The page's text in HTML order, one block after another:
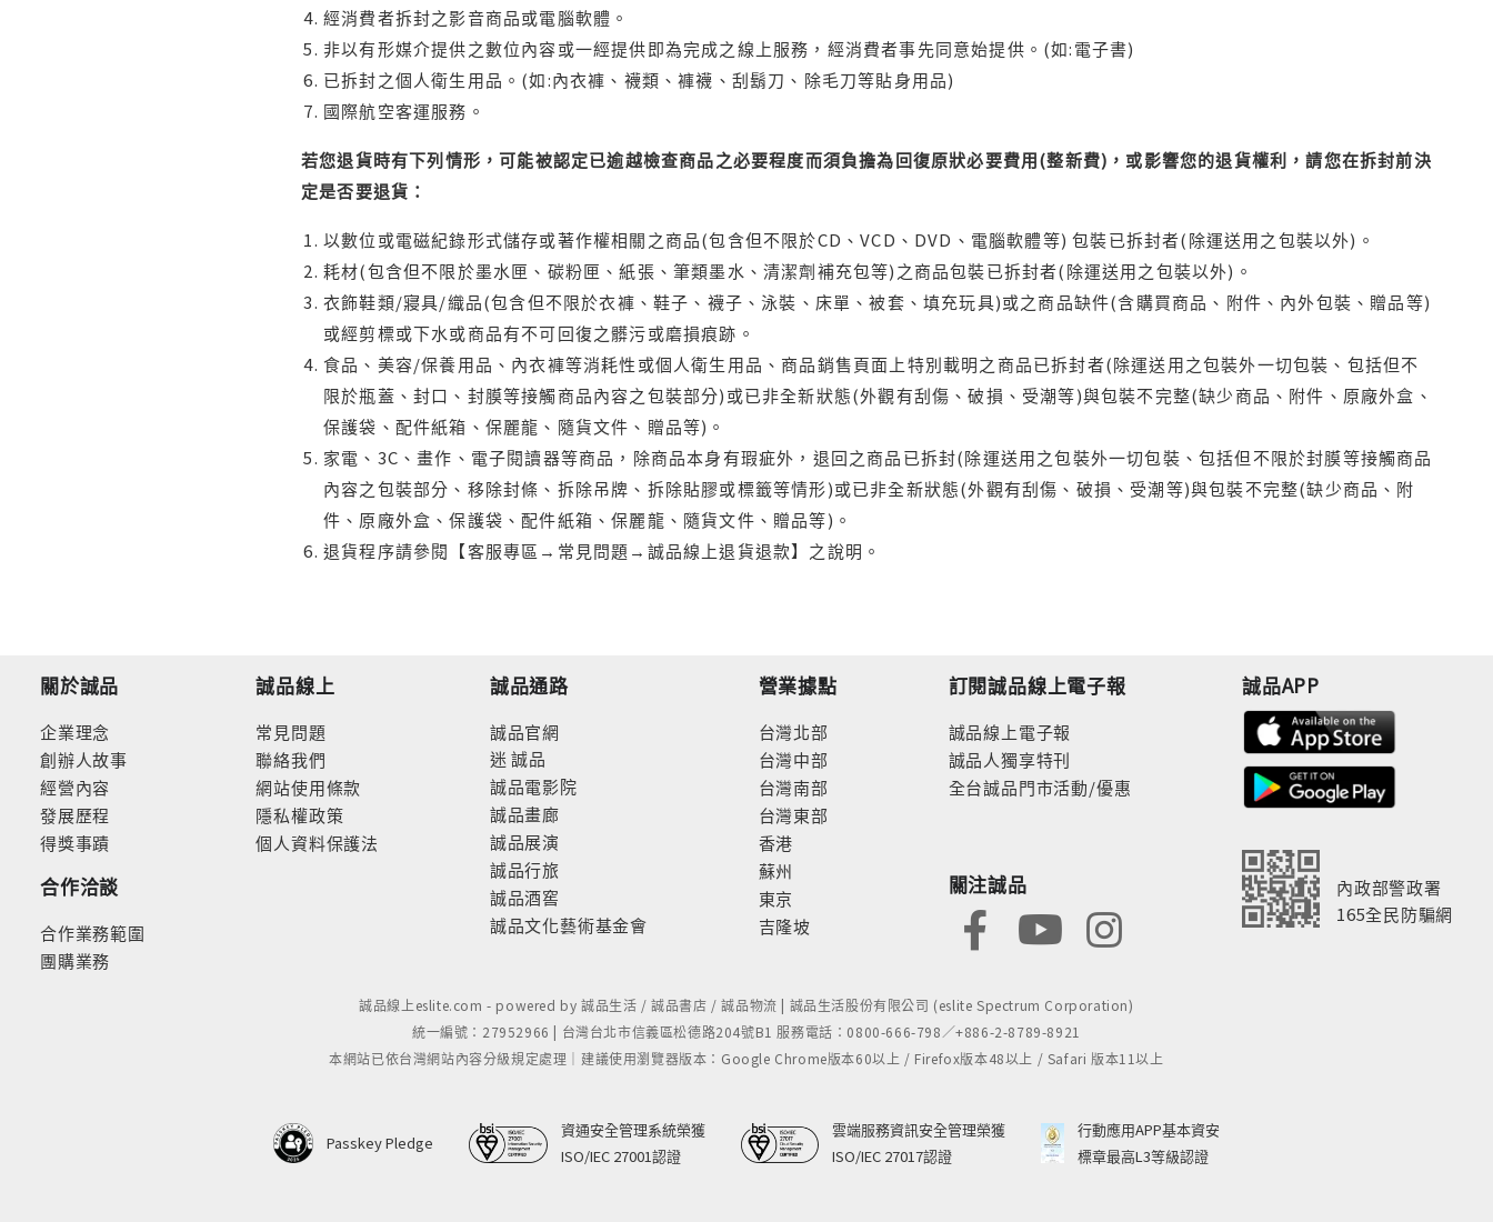
經消費者拆封之影音商品或電腦軟體。
非以有形媒介提供之數位內容或一經提供即為完成之線上服務，經消費者事先同意始提供。(如:電子書)
已拆封之個人衛生用品。(如:內衣褲、襪類、褲襪、刮鬍刀、除毛刀等貼身用品)
國際航空客運服務。
若您退貨時有下列情形，可能被認定已逾越檢查商品之必要程度而須負擔為回復原狀必要費用(整新費)，或影響您的退貨權利，請您在拆封前決
定是否要退貨：
以數位或電磁紀錄形式儲存或著作權相關之商品(包含但不限於CD、VCD、DVD、電腦軟體等) 包裝已拆封者(除運送用之包裝以外)。
耗材(包含但不限於墨水匣、碳粉匣、紙張、筆類墨水、清潔劑補充包等)之商品包裝已拆封者(除運送用之包裝以外)。
衣飾鞋類/寢具/織品(包含但不限於衣褲、鞋子、襪子、泳裝、床單、被套、填充玩具)或之商品缺件(含購買商品、附件、內外包裝、贈品等)
或經剪標或下水或商品有不可回復之髒污或磨損痕跡。
食品、美容/保養用品、內衣褲等消耗性或個人衛生用品、商品銷售頁面上特別載明之商品已拆封者(除運送用之包裝外一切包裝、包括但不
限於瓶蓋、封口、封膜等接觸商品內容之包裝部分)或已非全新狀態(外觀有刮傷、破損、受潮等)與包裝不完整(缺少商品、附件、原廠外盒、
保護袋、配件紙箱、保麗龍、隨貨文件、贈品等)。
家電、3C、畫作、電子閱讀器等商品，除商品本身有瑕疵外，退回之商品已拆封(除運送用之包裝外一切包裝、包括但不限於封膜等接觸商品
內容之包裝部分、移除封條、拆除吊牌、拆除貼膠或標籤等情形)或已非全新狀態(外觀有刮傷、破損、受潮等)與包裝不完整(缺少商品、附
件、原廠外盒、保護袋、配件紙箱、保麗龍、隨貨文件、贈品等)。
退貨程序請參閱【客服專區→常見問題→誠品線上退貨退款】之說明。
關於誠品
企業理念
創辦人故事
經營內容
發展歷程
得獎事蹟
合作洽談
合作業務範圍
團購業務
誠品線上
常見問題
聯絡我們
網站使用條款
隱私權政策
個人資料保護法
誠品通路
誠品官網
迷 誠品
誠品電影院
誠品畫廊
誠品展演
誠品行旅
誠品酒窖
誠品文化藝術基金會
營業據點
台灣北部
台灣中部
台灣南部
台灣東部
香港
蘇州
東京
吉隆坡
訂閱誠品線上電子報
誠品線上電子報
誠品人獨享特刊
全台誠品門市活動/優惠
關注誠品
誠品APP
內政部警政署
165全民防騙網
誠品線上eslite.com - powered by 誠品生活 / 誠品書店 / 誠品物流 | 誠品生活股份有限公司 (eslite Spectrum Corporation)
統一編號：27952966 | 台灣台北市信義區松德路204號B1 服務電話：0800-666-798／+886-2-8789-8921
本網站已依台灣網站內容分級規定處理｜建議使用瀏覽器版本：Google Chrome版本60以上 / Firefox版本48以上 / Safari 版本11以上
Passkey Pledge
資通安全管理系統榮獲
ISO/IEC 27001認證
雲端服務資訊安全管理榮獲
ISO/IEC 27017認證
行動應用APP基本資安
標章最高L3等級認證